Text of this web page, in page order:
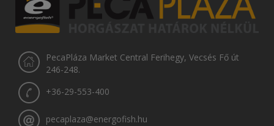
PecaPláza Market Central Ferihegy, Vecsés Fő út
246-248.
+36-29-553-400
pecaplaza@energofish.hu